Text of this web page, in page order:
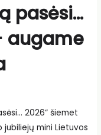
pasėsi…
augame
2026“ šiemet
mini Lietuvos